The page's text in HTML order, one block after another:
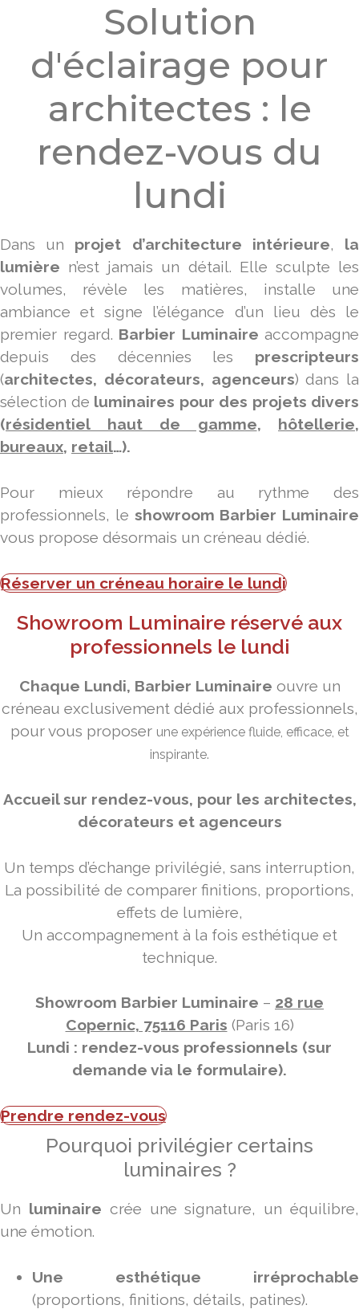
Solution
d'éclairage pour
architectes : le
rendez-vous du
lundi
Dans un projet d’architecture intérieure, la
lumière n’est jamais un détail. Elle sculpte les
volumes, révèle les matières, installe une
ambiance et signe l’élégance d’un lieu dès le
premier regard. Barbier Luminaire accompagne
depuis des décennies les prescripteurs
(architectes, décorateurs, agenceurs) dans la
sélection de luminaires pour des projets divers
(résidentiel haut de gamme, hôtellerie,
bureaux, retail…).
Pour mieux répondre au rythme des
professionnels, le showroom Barbier Luminaire
vous propose désormais un créneau dédié.
Réserver un créneau horaire le lundi
Showroom Luminaire réservé aux
professionnels le lundi
Chaque Lundi, Barbier Luminaire ouvre un
créneau exclusivement dédié aux professionnels,
pour vous proposer une expérience fluide, efficace, et
inspirante.
Accueil sur rendez-vous, pour les architectes,
décorateurs et agenceurs
Un temps d’échange privilégié, sans interruption,
La possibilité de comparer finitions, proportions,
effets de lumière,
Un accompagnement à la fois esthétique et
technique.
Showroom Barbier Luminaire – 28 rue
Copernic, 75116 Paris (Paris 16)
Lundi : rendez-vous professionnels (sur
demande via le formulaire).
Prendre rendez-vous
Pourquoi privilégier certains
luminaires ?
Un luminaire crée une signature, un équilibre,
une émotion.
Une esthétique irréprochable
(proportions, finitions, détails, patines).